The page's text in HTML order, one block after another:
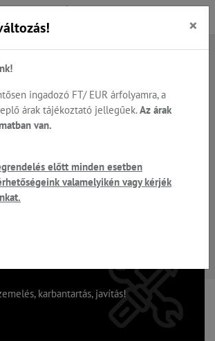
oldal nem található
a keresett oldal nem található!
karbantartás, javítás!
×
ingadozó FT/ EUR árfolyamra, a
árak tájékoztató jellegűek. Az árak
van.
előtt minden esetben
valamelyikén vagy kérjék